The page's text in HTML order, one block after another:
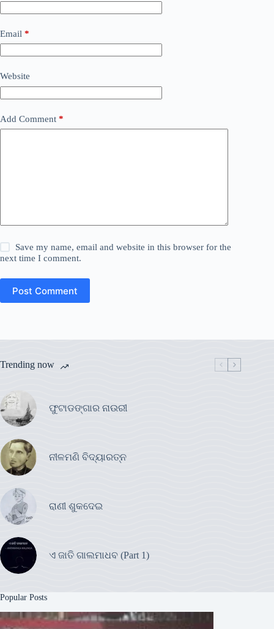
Email *
Website
Add Comment *
Save my name, email and website in this browser for the
next time I comment.
Post Comment
Trending now
ଫୁଟାଡଙ୍ଗାର ନାଉରୀ
ନୀଳମଣି ବିଦ୍ୟାରତ୍ନ
ରାଣୀ ଶୁକଦେଇ
ଏ ଜାତି ଗାଲମାଧବ (Part 1)
Popular Posts